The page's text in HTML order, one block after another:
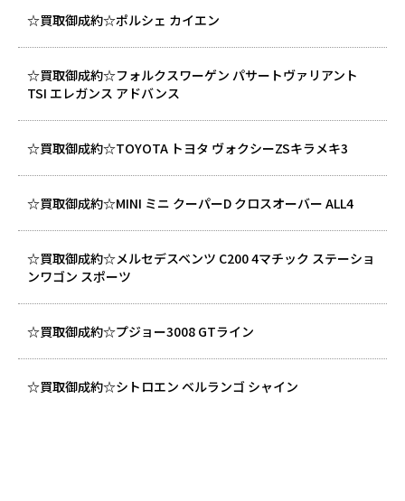
☆買取御成約☆ポルシェ カイエン
☆買取御成約☆フォルクスワーゲン パサートヴァリアント
TSI エレガンス アドバンス
☆買取御成約☆TOYOTA トヨタ ヴォクシーZSキラメキ3
☆買取御成約☆MINI ミニ クーパーD クロスオーバー ALL4
☆買取御成約☆メルセデスベンツ C200 4マチック ステーショ
ンワゴン スポーツ
☆買取御成約☆プジョー3008 GTライン
☆買取御成約☆シトロエン ベルランゴ シャイン